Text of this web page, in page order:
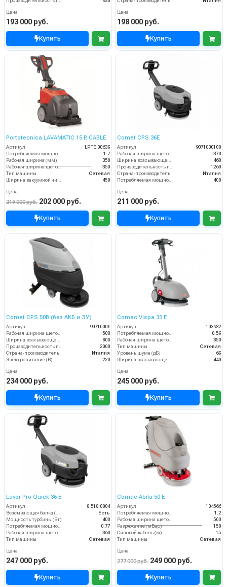
Цена
193 000 руб.
Купить
Цена
198 000 руб.
Купить
Portotecnica LAVAMATIC 15 R CABLE
Артикул
LPTE 00639
Потребляемая мощность (кВт)
1.7
Рабочая ширина (мм)
350
Рабочая ширина щеток (мм)
350
Тип машины
Сетевая
Ширина вакуумной чистки (мм)
450
Цена
219 000 руб. 202 000 руб.
Купить
Comet CPS 36E
Артикул
9071000100
Рабочая ширина щеток (мм)
370
Ширина всасывающей балки (мм)
460
Производительность по площади (м2/ч)
1260
Страна-производитель
Италия
Потребляемая мощность (Вт)
400
Цена
211 000 руб.
Купить
Comet CPS 50B (без АКБ и ЗУ)
Артикул
90710006
500
800
2000
Страна-производитель
Италия
Электропитание (В)
220
Цена
234 000 руб.
Купить
Comac Vispa 35 Е
Артикул
103932
0.59
350
Тип машины
Сетевая
Уровень шума (дБ)
69
440
Цена
245 000 руб.
Купить
Lavor Pro Quick 36 E
Артикул
8.518.0004
Есть
Мощность турбины (Вт)
400
0.77
360
Тип машины
Сетевая
Цена
247 000 руб.
Купить
Comac Abila 50 E
Артикул
104566
1.2
500
Разряжение (мБар)
150
Силовой кабель (м)
15
Тип машины
Сетевая
Цена
277 000 руб. 249 000 руб.
Купить